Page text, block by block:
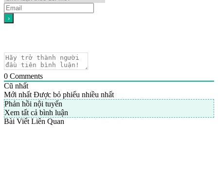
0 Comments
Cũ nhất
Mới nhất Được bỏ phiếu nhiều nhất
Phản hồi nội tuyến
Xem tất cả bình luận
Bài Viết Liên Quan